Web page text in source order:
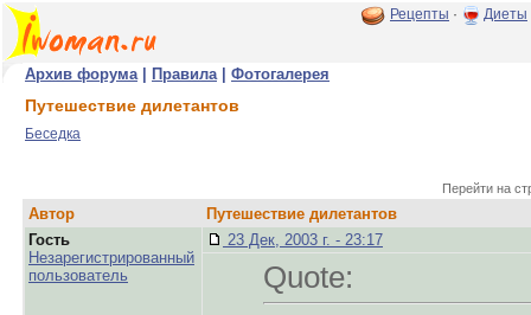
Рецепты · Диеты
Архив форума| Правила| Фотогалерея
Путешествие дилетантов
Беседка
Перейти на
Автор
Путешествие дилетантов
Гость
Незарегистрированный
пользователь
23 Дек, 2003 г. - 23:17
Quote: